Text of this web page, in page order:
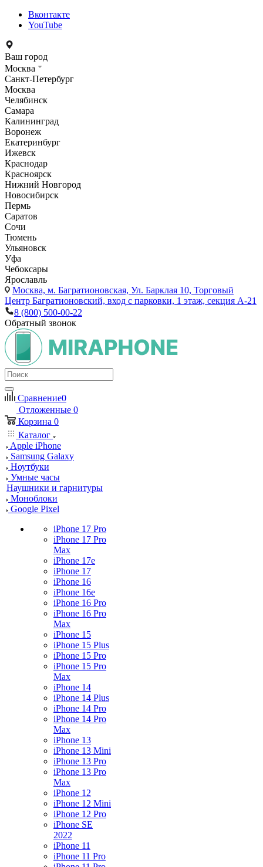
Вконтакте
YouTube
Ваш город
Москва
Санкт-Петербург
Москва
Челябинск
Самара
Калининград
Воронеж
Екатеринбург
Ижевск
Краснодар
Красноярск
Нижний Новгород
Новосибирск
Пермь
Саратов
Сочи
Тюмень
Ульяновск
Уфа
Чебоксары
Ярославль
Москва, м. Багратионовская, Ул. Барклая 10, Торговый
Центр Багратионовский, вход с парковки, 1 этаж, секция А-21
8 (800) 500-00-22
Обратный звонок
Сравнение0
Отложенные 0
Корзина 0
Каталог
Apple iPhone
Samsung Galaxy
Ноутбуки
Умные часы
Наушники и гарнитуры
Моноблоки
Google Pixel
iPhone 17 Pro
iPhone 17 Pro
Max
iPhone 17e
iPhone 17
iPhone 16
iPhone 16e
iPhone 16 Pro
iPhone 16 Pro
Max
iPhone 15
iPhone 15 Plus
iPhone 15 Pro
iPhone 15 Pro
Max
iPhone 14
iPhone 14 Plus
iPhone 14 Pro
iPhone 14 Pro
Max
iPhone 13
iPhone 13 Mini
iPhone 13 Pro
iPhone 13 Pro
Max
iPhone 12
iPhone 12 Mini
iPhone 12 Pro
iPhone SE
2022
iPhone 11
iPhone 11 Pro